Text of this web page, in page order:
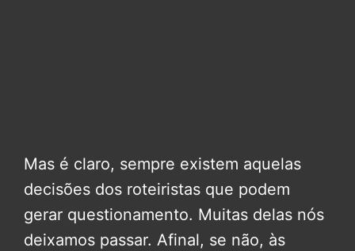
Mas é claro, sempre existem aquelas
decisões dos roteiristas que podem
gerar questionamento. Muitas delas nós
deixamos passar. Afinal, se não, às